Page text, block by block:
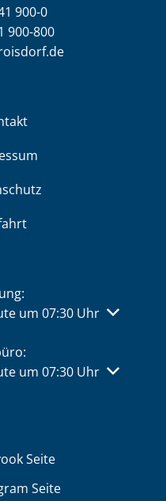
900-0
900-800
oder Schließzeiten
um 07:30 Uhr
oder Schließzeiten
um 07:30 Uhr
Seite
Seite